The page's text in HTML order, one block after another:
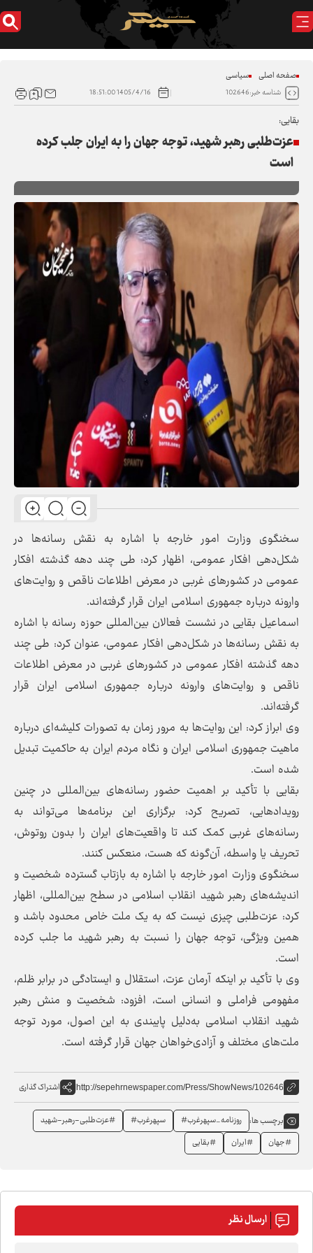
صفحه اصلی سیاسی
شناسه خبر:102646 1405/4/16 18:51:00
بقایی:
عزت‌طلبی رهبر شهید، توجه جهان را به ایران جلب کرده
است
سخنگوی وزارت امور خارجه با اشاره به نقش رسانه‌ها در
شکل‌دهی افکار عمومی، اظهار کرد: طی چند دهه گذشته افکار
عمومی در کشورهای غربی در معرض اطلاعات ناقص و روایت‌های
وارونه درباره جمهوری اسلامی ایران قرار گرفته‌اند.
اسماعیل بقایی در نشست فعالان بین‌المللی حوزه رسانه با اشاره
به نقش رسانه‌ها در شکل‌دهی افکار عمومی، عنوان کرد: طی چند
دهه گذشته افکار عمومی در کشورهای غربی در معرض اطلاعات
ناقص و روایت‌های وارونه درباره جمهوری اسلامی ایران قرار
گرفته‌اند.
وی ابراز کرد: این روایت‌ها به مرور زمان به تصورات کلیشه‌ای درباره
ماهیت جمهوری اسلامی ایران و نگاه مردم ایران به حاکمیت تبدیل
شده است.
بقایی با تأکید بر اهمیت حضور رسانه‌های بین‌المللی در چنین
رویدادهایی، تصریح کرد: برگزاری این برنامه‌ها می‌تواند به
رسانه‌های غربی کمک کند تا واقعیت‌های ایران را بدون روتوش،
تحریف یا واسطه، آن‌گونه که هست، منعکس کنند.
سخنگوی وزارت امور خارجه با اشاره به بازتاب گسترده شخصیت و
اندیشه‌های رهبر شهید انقلاب اسلامی در سطح بین‌المللی، اظهار
کرد: عزت‌طلبی چیزی نیست که به یک ملت خاص محدود باشد و
همین ویژگی، توجه جهان را نسبت به رهبر شهید ما جلب کرده
است.
وی با تأکید بر اینکه آرمان عزت، استقلال و ایستادگی در برابر ظلم،
مفهومی فراملی و انسانی است، افزود: شخصیت و منش رهبر
شهید انقلاب اسلامی به‌دلیل پایبندی به این اصول، مورد توجه
ملت‌های مختلف و آزادی‌خواهان جهان قرار گرفته است.
http://sepehrnewspaper.com/Press/ShowNews/102646 اشتراک گذاری
برچسب ها: روزنامه_سپهرغرب# سپهرغرب#
#عزت‌طلبی-رهبر-شهید
#جهان
#ایران #بقایی
ارسال نظر